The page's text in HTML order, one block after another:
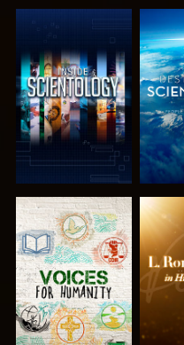
VERKEN DE
SERIE